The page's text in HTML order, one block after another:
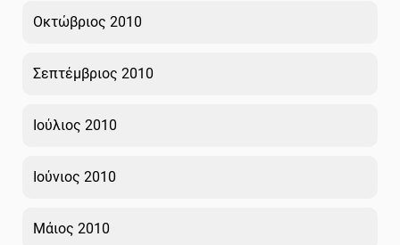
Οκτώβριος 2010
Σεπτέμβριος 2010
Ιούλιος 2010
Ιούνιος 2010
Μάιος 2010